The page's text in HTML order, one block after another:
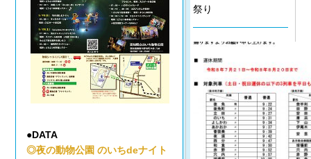
●DATA
◎夜の動物公園 のいちdeナイト
祭り